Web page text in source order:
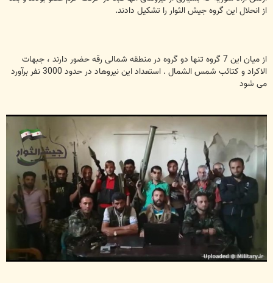
از انحلال این گروه جیش الثوار را تشکیل دادند.
از میان این 7 گروه تنها دو گروه در منطقه شمالی رقه حضور دارند ، جبهات
الاکراد و کتائب شمس الشمال . استعداد این نیروهاد در حدود 3000 نفر برآورد
می شود